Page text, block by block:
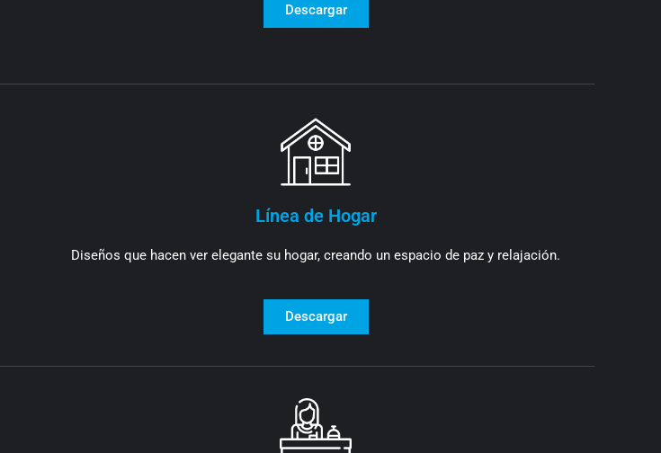
Descargar
Línea de Hogar
Diseños que hacen ver elegante su hogar, creando un espacio de paz y relajación.
Descargar